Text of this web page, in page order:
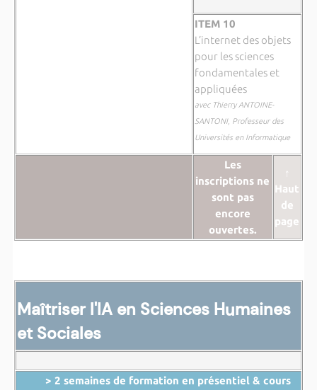
ITEM 10
L’internet des objets
pour les sciences
fondamentales et
appliquées
avec Thierry ANTOINE-
SANTONI, Professeur des
Universités en Informatique
Les
inscriptions ne
sont pas
encore
ouvertes.
↑
Haut
de
page
Maîtriser l'IA en Sciences Humaines
et Sociales
> 2 semaines de formation en présentiel & cours